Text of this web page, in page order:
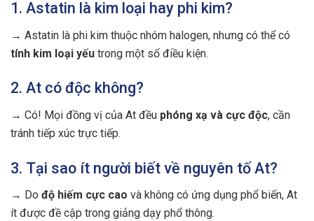
1. Astatin là kim loại hay phi kim?
→ Astatin là phi kim thuộc nhóm halogen, nhưng có thể có
tính kim loại yếu trong một số điều kiện.
2. At có độc không?
→ Có! Mọi đồng vị của At đều phóng xạ và cực độc, cần
tránh tiếp xúc trực tiếp.
3. Tại sao ít người biết về nguyên tố At?
→ Do độ hiếm cực cao và không có ứng dụng phổ biến, At
ít được đề cập trong giảng dạy phổ thông.